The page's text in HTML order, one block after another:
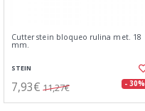
Cutter stein bloqueo rulina met. 18
mm.
STEIN
7,93€ 11,27€ - 30%